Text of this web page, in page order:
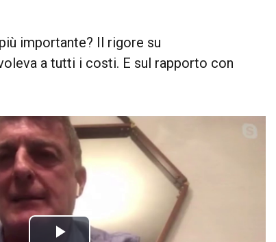
importante? Il rigore su
a tutti i costi. E sul rapporto con